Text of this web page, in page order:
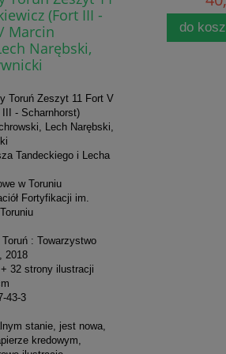
(Fort III -
Marcin
Narębski,
Toruń Zeszyt 11 Fort V
- Scharnhorst)
Lech Narębski,
Tandeckiego i Lecha
w Toruniu
Fortyfikacji im.
: Towarzystwo
2018
32 strony ilustracji
43-3
stanie, jest nowa,
kredowym,
do